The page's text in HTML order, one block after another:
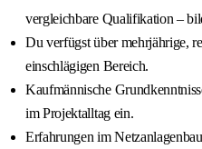
vergleichbare Qualifikation –
Du verfügst über mehrjährige,
einschlägigen Bereich.
Kaufmännische
im Projektalltag ein.
Erfahrungen im